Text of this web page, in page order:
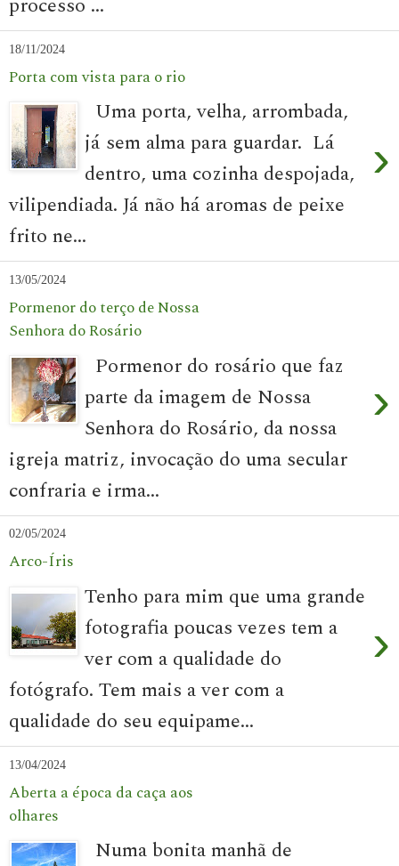
processo ...
18/11/2024
Porta com vista para o rio
›
Uma porta, velha, arrombada,
já sem alma para guardar. Lá
dentro, uma cozinha despojada,
vilipendiada. Já não há aromas de peixe
frito ne...
13/05/2024
Pormenor do terço de Nossa
Senhora do Rosário
›
Pormenor do rosário que faz
parte da imagem de Nossa
Senhora do Rosário, da nossa
igreja matriz, invocação do uma secular
confraria e irma...
02/05/2024
Arco-Íris
›
Tenho para mim que uma grande
fotografia poucas vezes tem a
ver com a qualidade do
fotógrafo. Tem mais a ver com a
qualidade do seu equipame...
13/04/2024
Aberta a época da caça aos
olhares
Numa bonita manhã de